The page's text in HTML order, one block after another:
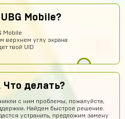
Mobile?
Mobile
верхнем углу экрана
твой UID
делать?
с ним проблемы, пожалуйста,
Найдем быстрое решение.
устранить, предложим замену